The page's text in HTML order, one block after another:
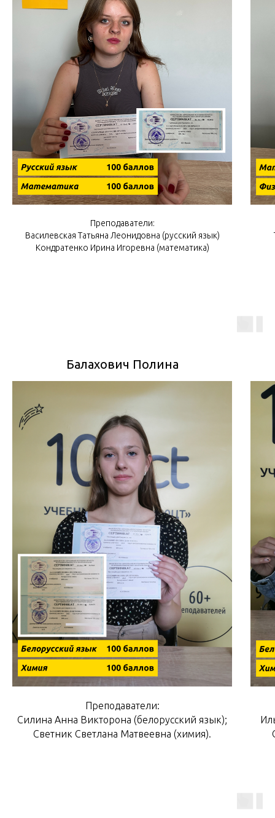
Преподаватели:
Василевская Татьяна Леонидовна (русский язык)
Кондратенко Ирина Игоревна (математика)
Балахович Полина
Преподаватели:
Силина Анна Викторона (белорусский язык);
Светник Светлана Матвеевна (химия).